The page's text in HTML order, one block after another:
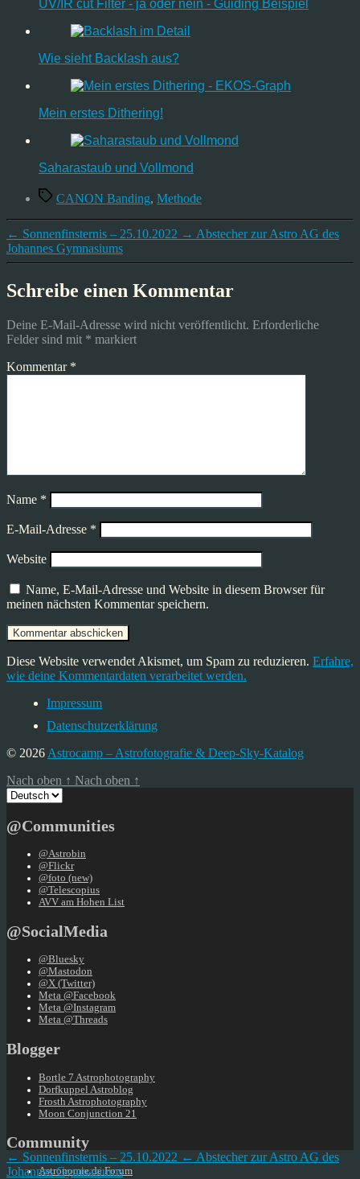
UV/IR cut Filter - ja oder nein - Guiding Beispiel
Wie sieht Backlash aus?
Mein erstes Dithering!
Saharastaub und Vollmond
Schlagwörter
CANON Banding, Methode
← Sonnenfinsternis – 25.10.2022 → Abstecher zur Astro AG des
Johannes Gymnasiums
Schreibe einen Kommentar
Deine E-Mail-Adresse wird nicht veröffentlicht. Erforderliche
Felder sind mit * markiert
Kommentar *
Name *
E-Mail-Adresse *
Website
Name, E-Mail-Adresse und Website in diesem Browser für
meinen nächsten Kommentar speichern.
Diese Website verwendet Akismet, um Spam zu reduzieren. Erfahre,
wie deine Kommentardaten verarbeitet werden.
Impressum
Datenschutzerklärung
© 2026 Astrocamp – Astrofotografie & Deep-Sky-Katalog
Nach oben ↑ Nach oben ↑
Sprache
auswählen
@Communities
@Astrobin
@Flickr
@foto (new)
@Telescopius
AVV am Hohen List
@SocialMedia
@Bluesky
@Mastodon
@X (Twitter)
Meta @Facebook
Meta @Instagram
Meta @Threads
Blogger
Bortle 7 Astrophotography
Dorfkuppel Astroblog
Frosth Astrophotography
Moon Conjunction 21
Community
Astronomie.de Forum
← Sonnenfinsternis – 25.10.2022 ← Abstecher zur Astro AG des
Johannes Gymnasiums